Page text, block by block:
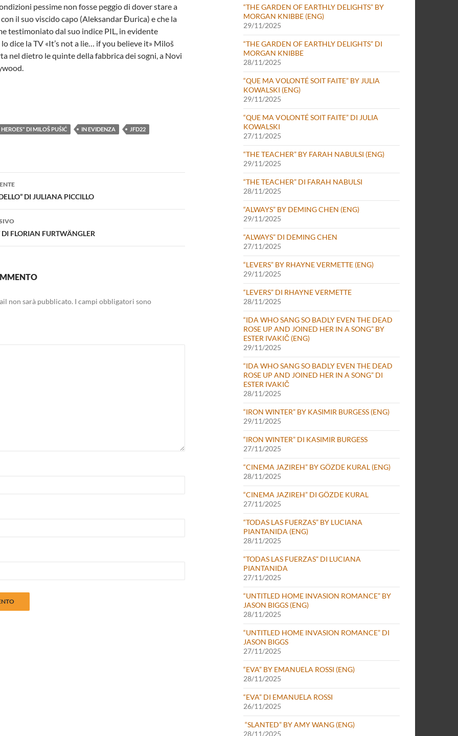
pessime non fosse peggio di dover stare a
il suo viscido capo (Aleksandar Đurica) e che la
testimoniato dal suo indice PIL, in evidente
dice la TV «It’s not a lie… if you believe it» Miloš
nel dietro le quinte della fabbrica dei sogni, a Novi
DI MILOŠ PUŠIĆ IN EVIDENZA
JFD22
DI JULIANA PICCILLO
FLORIAN FURTWÄNGLER
non sarà pubblicato. I campi obbligatori sono
“THE GARDEN OF EARTHLY DELIGHTS” BY
MORGAN KNIBBE (ENG)
29/11/2025
“THE GARDEN OF EARTHLY DELIGHTS” DI
MORGAN KNIBBE
28/11/2025
“QUE MA VOLONTÉ SOIT FAITE” BY JULIA
KOWALSKI (ENG)
29/11/2025
“QUE MA VOLONTÉ SOIT FAITE” DI JULIA
KOWALSKI
27/11/2025
“THE TEACHER” BY FARAH NABULSI (ENG)
29/11/2025
“THE TEACHER” DI FARAH NABULSI
28/11/2025
“ALWAYS” BY DEMING CHEN (ENG)
29/11/2025
“ALWAYS” DI DEMING CHEN
27/11/2025
“LEVERS” BY RHAYNE VERMETTE (ENG)
29/11/2025
“LEVERS” DI RHAYNE VERMETTE
28/11/2025
“IDA WHO SANG SO BADLY EVEN THE DEAD
ROSE UP AND JOINED HER IN A SONG” BY
ESTER IVAKIČ (ENG)
29/11/2025
“IDA WHO SANG SO BADLY EVEN THE DEAD
ROSE UP AND JOINED HER IN A SONG” DI
ESTER IVAKIČ
28/11/2025
“IRON WINTER” BY KASIMIR BURGESS (ENG)
29/11/2025
“IRON WINTER” DI KASIMIR BURGESS
27/11/2025
“CINEMA JAZIREH” BY GÖZDE KURAL (ENG)
28/11/2025
“CINEMA JAZIREH” DI GÖZDE KURAL
27/11/2025
“TODAS LAS FUERZAS” BY LUCIANA
PIANTANIDA (ENG)
28/11/2025
“TODAS LAS FUERZAS” DI LUCIANA
PIANTANIDA
27/11/2025
“UNTITLED HOME INVASION ROMANCE” BY
JASON BIGGS (ENG)
28/11/2025
“UNTITLED HOME INVASION ROMANCE” DI
JASON BIGGS
27/11/2025
“EVA” BY EMANUELA ROSSI (ENG)
28/11/2025
“EVA” DI EMANUELA ROSSI
26/11/2025
“SLANTED” BY AMY WANG (ENG)
28/11/2025